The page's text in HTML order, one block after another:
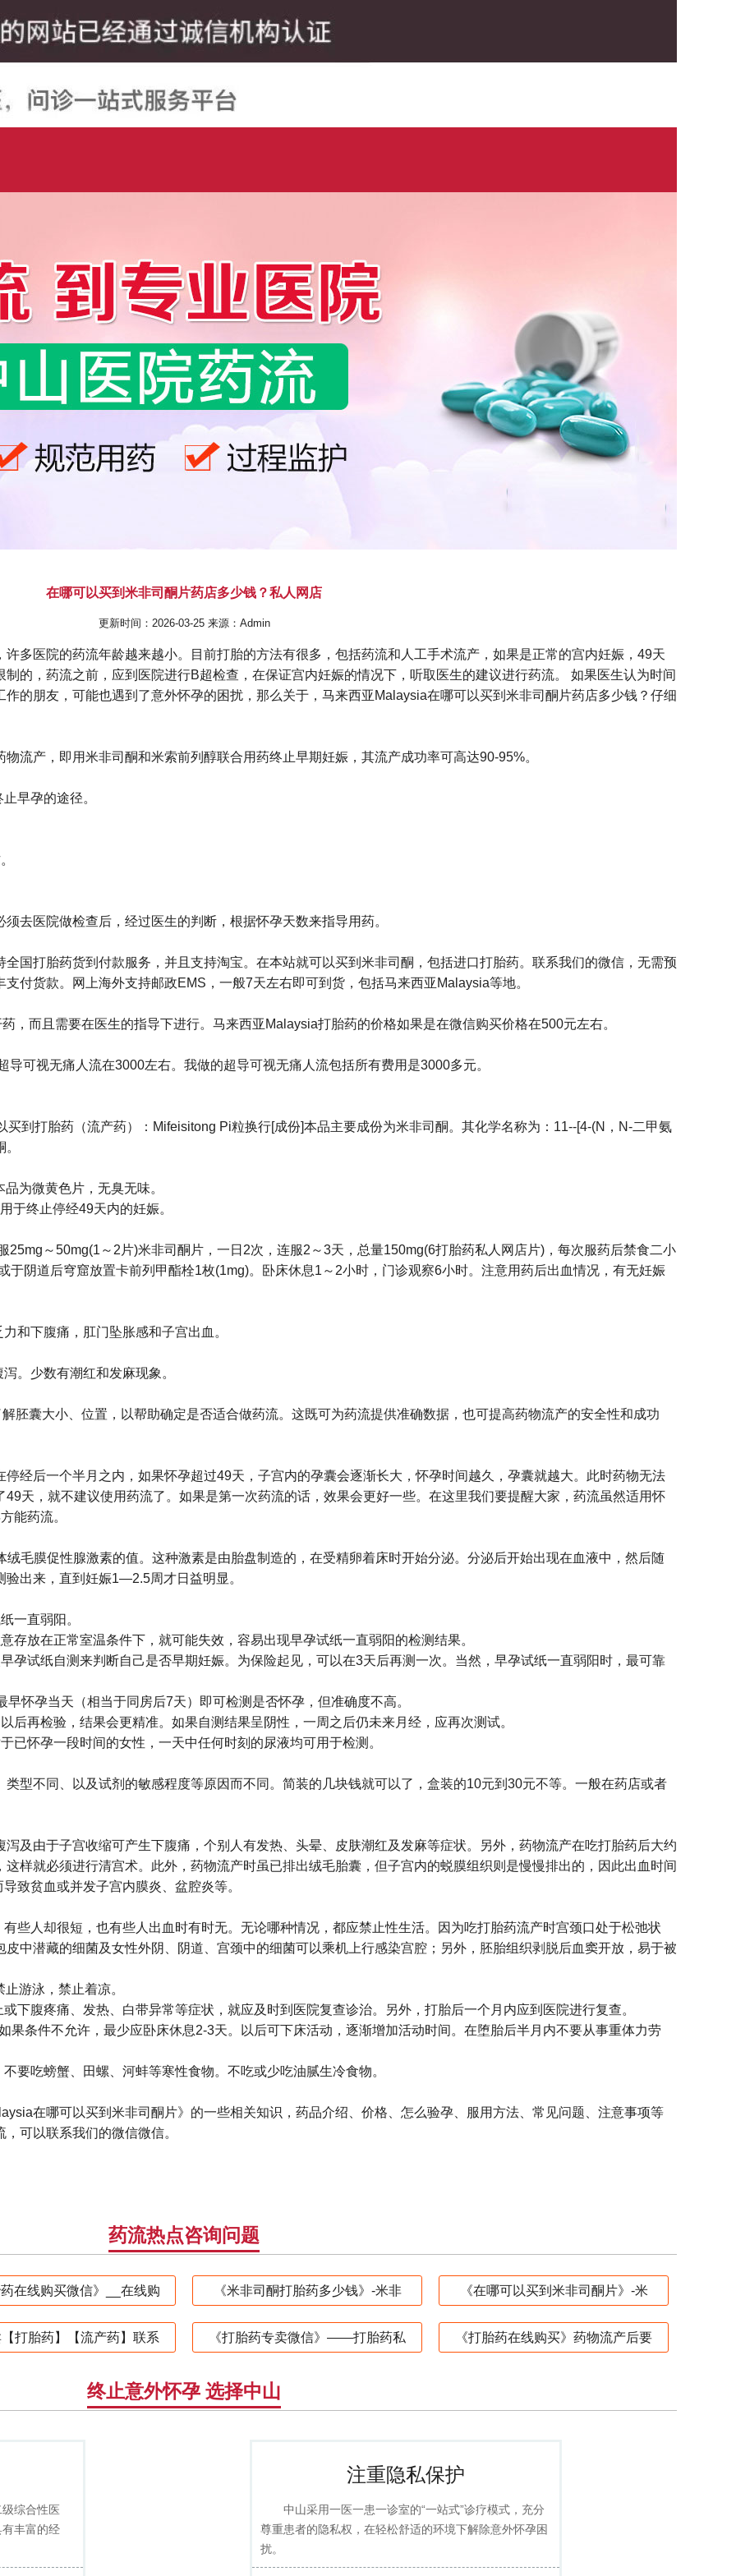
在哪可以买到米非司酮片药店多少钱？私人网店
更新时间：2026-03-25 来源：Admin
多医院的药流年龄越来越小。目前打胎的方法有很多，包括药流和人工手术流产，如果是正常的宫内妊娠，49天
的，药流之前，应到医院进行B超检查，在保证宫内妊娠的情况下，听取医生的建议进行药流。 如果医生认为时间
的朋友，可能也遇到了意外怀孕的困扰，那么关于，马来西亚Malaysia在哪可以买到米非司酮片药店多少钱？仔细
流产，即用米非司酮和米索前列醇联合用药终止早期妊娠，其流产成功率可高达90-95%。
早孕的途径。
去医院做检查后，经过医生的判断，根据怀孕天数来指导用药。
国打胎药货到付款服务，并且支持淘宝。在本站就可以买到米非司酮，包括进口打胎药。联系我们的微信，无需预
付货款。网上海外支持邮政EMS，一般7天左右即可到货，包括马来西亚Malaysia等地。
，而且需要在医生的指导下进行。马来西亚Malaysia打胎药的价格如果是在微信购买价格在500元左右。
可视无痛人流在3000左右。我做的超导可视无痛人流包括所有费用是3000多元。
到打胎药（流产药）：Mifeisitong Pi粒换行[成份]本品主要成份为米非司酮。其化学名称为：11--[4-(N，N-二甲氨
为微黄色片，无臭无味。
于终止停经49天内的妊娠。
～50mg(1～2片)米非司酮片，一日2次，连服2～3天，总量150mg(6打胎药私人网店片)，每次服药后禁食二小
于阴道后穹窟放置卡前列甲酯栓1枚(1mg)。卧床休息1～2小时，门诊观察6小时。注意用药后出血情况，有无妊娠
和下腹痛，肛门坠胀感和子宫出血。
。少数有潮红和发麻现象。
胚囊大小、位置，以帮助确定是否适合做药流。这既可为药流提供准确数据，也可提高药物流产的安全性和成功
经后一个半月之内，如果怀孕超过49天，子宫内的孕囊会逐渐长大，怀孕时间越久，孕囊就越大。此时药物无法
天，就不建议使用药流了。如果是第一次药流的话，效果会更好一些。在这里我们要提醒大家，药流虽然适用怀
能药流。
毛膜促性腺激素的值。这种激素是由胎盘制造的，在受精卵着床时开始分泌。分泌后开始出现在血液中，然后随
出来，直到妊娠1―2.5周才日益明显。
一直弱阳。
存放在正常室温条件下，就可能失效，容易出现早孕试纸一直弱阳的检测结果。
孕试纸自测来判断自己是否早期妊娠。为保险起见，可以在3天后再测一次。当然，早孕试纸一直弱阳时，最可靠
怀孕当天（相当于同房后7天）即可检测是否怀孕，但准确度不高。
后再检验，结果会更精准。如果自测结果呈阴性，一周之后仍未来月经，应再次测试。
已怀孕一段时间的女性，一天中任何时刻的尿液均可用于检测。
型不同、以及试剂的敏感程度等原因而不同。简装的几块钱就可以了，盒装的10元到30元不等。一般在药店或者
及由于子宫收缩可产生下腹痛，个别人有发热、头晕、皮肤潮红及发麻等症状。另外，药物流产在吃打胎药后大约
样就必须进行清宫术。此外，药物流产时虽已排出绒毛胎囊，但子宫内的蜕膜组织则是慢慢排出的，因此出血时间
致贫血或并发子宫内膜炎、盆腔炎等。
些人却很短，也有些人出血时有时无。无论哪种情况，都应禁止性生活。因为吃打胎药流产时宫颈口处于松弛状
中潜藏的细菌及女性外阴、阴道、宫颈中的细菌可以乘机上行感染宫腔；另外，胚胎组织剥脱后血窦开放，易于被
游泳，禁止着凉。
下腹疼痛、发热、白带异常等症状，就应及时到医院复查诊治。另外，打胎后一个月内应到医院进行复查。
果条件不允许，最少应卧床休息2-3天。以后可下床活动，逐渐增加活动时间。在堕胎后半月内不要从事重体力劳
要吃螃蟹、田螺、河蚌等寒性食物。不吃或少吃油腻生冷食物。
在哪可以买到米非司酮片》的一些相关知识，药品介绍、价格、怎么验孕、服用方法、常见问题、注意事项等
可以联系我们的微信微信。
药流热点咨询问题
在线购买微信》__在线购 《米非司酮打胎药多少钱》-米非 《在哪可以买到米非司酮片》-米
打胎药】【流产药】联系 《打胎药专卖微信》——打胎药私 《打胎药在线购买》药物流产后要
终止意外怀孕 选择中山
综合性医
丰富的经
注重隐私保护
中山采用一医一患一诊室的“一站式”诊疗模式，充分
尊重患者的隐私权，在轻松舒适的环境下解除意外怀孕困
扰。